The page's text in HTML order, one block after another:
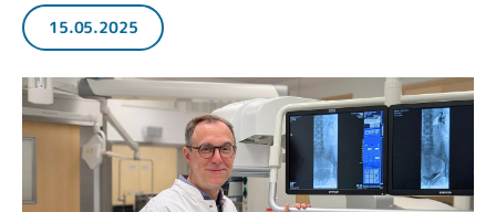
15.05.2025